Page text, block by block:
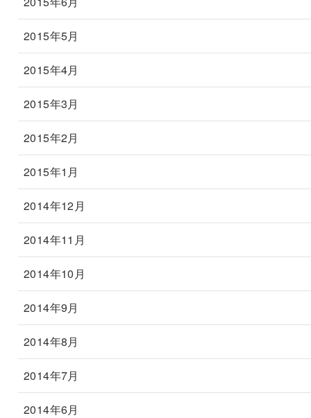
2015年5月
2015年4月
2015年3月
2015年2月
2015年1月
2014年12月
2014年11月
2014年10月
2014年9月
2014年8月
2014年7月
2014年6月